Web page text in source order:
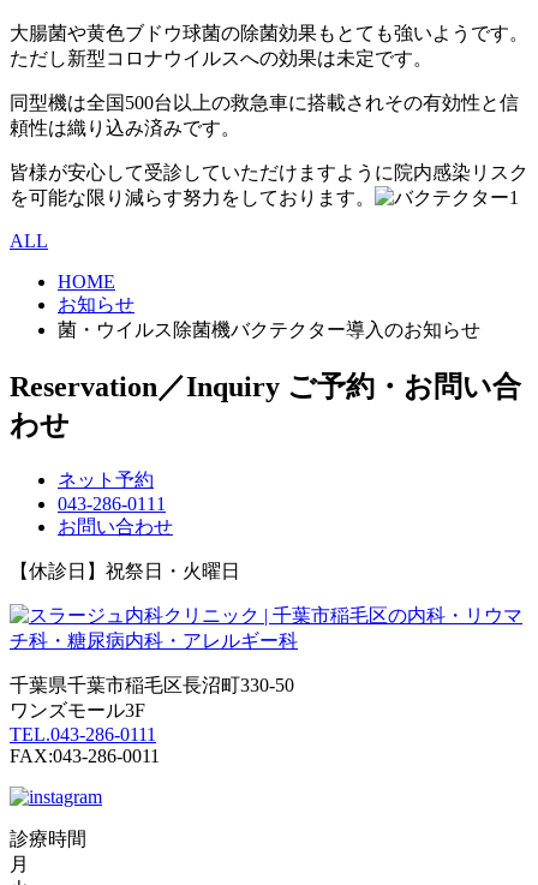
大腸菌や黄色ブドウ球菌の除菌効果もとても強いようです。
ただし新型コロナウイルスへの効果は未定です。
同型機は全国500台以上の救急車に搭載されその有効性と信
頼性は織り込み済みです。
皆様が安心して受診していただけますように院内感染リスク
を可能な限り減らす努力をしております。
ALL
HOME
お知らせ
菌・ウイルス除菌機バクテクター導入のお知らせ
Reservation／Inquiry ご予約・お問い合
わせ
ネット予約
043-286-0111
お問い合わせ
【休診日】祝祭日・火曜日
千葉県千葉市稲毛区長沼町330-50
ワンズモール3F
TEL.043-286-0111
FAX:043-286-0011
診療時間
月